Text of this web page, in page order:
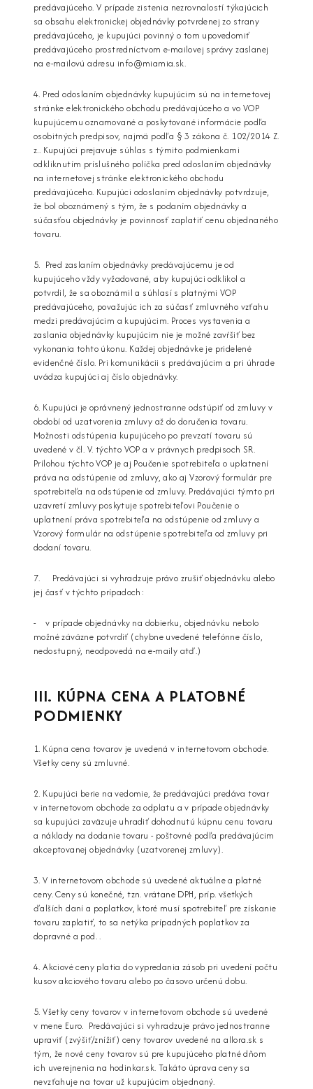
predávajúceho. V prípade zistenia nezrovnalostí týkajúcich
sa obsahu elektronickej objednávky potvrdenej zo strany
predávajúceho, je kupujúci povinný o tom upovedomiť
predávajúceho prostredníctvom e-mailovej správy zaslanej
na e-mailovú adresu info@miamia.sk.
4. Pred odoslaním objednávky kupujúcim sú na internetovej
stránke elektronického obchodu predávajúceho a vo VOP
kupujúcemu oznamované a poskytované informácie podľa
osobitných predpisov, najmä podľa § 3 zákona č. 102/2014 Z.
z.. Kupujúci prejavuje súhlas s týmito podmienkami
odkliknutím príslušného políčka pred odoslaním objednávky
na internetovej stránke elektronického obchodu
predávajúceho. Kupujúci odoslaním objednávky potvrdzuje,
že bol oboznámený s tým, že s podaním objednávky a
súčasťou objednávky je povinnosť zaplatiť cenu objednaného
tovaru.
5. Pred zaslaním objednávky predávajúcemu je od
kupujúceho vždy vyžadované, aby kupujúci odklikol a
potvrdil, že sa oboznámil a súhlasí s platnými VOP
predávajúceho, považujúc ich za súčasť zmluvného vzťahu
medzi predávajúcim a kupujúcim. Proces vystavenia a
zaslania objednávky kupujúcim nie je možné zavŕšiť bez
vykonania tohto úkonu. Každej objednávke je pridelené
evidenčné číslo. Pri komunikácii s predávajúcim a pri úhrade
uvádza kupujúci aj číslo objednávky.
6. Kupujúci je oprávnený jednostranne odstúpiť od zmluvy v
období od uzatvorenia zmluvy až do doručenia tovaru.
Možnosti odstúpenia kupujúceho po prevzatí tovaru sú
uvedené v čl. V. týchto VOP a v právnych predpisoch SR.
Prílohou týchto VOP je aj Poučenie spotrebiteľa o uplatnení
práva na odstúpenie od zmluvy, ako aj Vzorový formulár pre
spotrebiteľa na odstúpenie od zmluvy. Predávajúci týmto pri
uzavretí zmluvy poskytuje spotrebiteľovi Poučenie o
uplatnení práva spotrebiteľa na odstúpenie od zmluvy a
Vzorový formulár na odstúpenie spotrebiteľa od zmluvy pri
dodaní tovaru.
7. Predávajúci si vyhradzuje právo zrušiť objednávku alebo
jej časť v týchto prípadoch:
- v prípade objednávky na dobierku, objednávku nebolo
možné záväzne potvrdiť (chybne uvedené telefónne číslo,
nedostupný, neodpovedá na e-maily atď.)
III. KÚPNA CENA A PLATOBNÉ
PODMIENKY
1. Kúpna cena tovarov je uvedená v internetovom obchode.
Všetky ceny sú zmluvné.
2. Kupujúci berie na vedomie, že predávajúci predáva tovar
v internetovom obchode za odplatu a v prípade objednávky
sa kupujúci zaväzuje uhradiť dohodnutú kúpnu cenu tovaru
a náklady na dodanie tovaru - poštovné podľa predávajúcim
akceptovanej objednávky (uzatvorenej zmluvy).
3. V internetovom obchode sú uvedené aktuálne a platné
ceny. Ceny sú konečné, tzn. vrátane DPH, príp. všetkých
ďalších daní a poplatkov, ktoré musí spotrebiteľ pre získanie
tovaru zaplatiť, to sa netýka prípadných poplatkov za
dopravné a pod. .
4. Akciové ceny platia do vypredania zásob pri uvedení počtu
kusov akciového tovaru alebo po časovo určenú dobu.
5. Všetky ceny tovarov v internetovom obchode sú uvedené
v mene Euro. Predávajúci si vyhradzuje právo jednostranne
upraviť (zvýšiť/znížiť) ceny tovarov uvedené na allora.sk s
tým, že nové ceny tovarov sú pre kupujúceho platné dňom
ich uverejnenia na hodinkar.sk. Takáto úprava ceny sa
nevzťahuje na tovar už kupujúcim objednaný.